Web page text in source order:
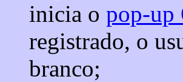
inicia o pop-up
registrado, o
branco;